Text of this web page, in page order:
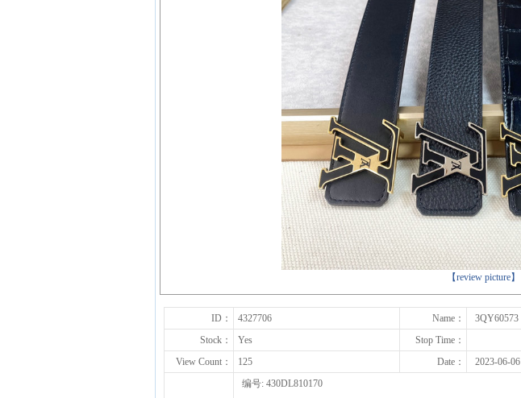
【review picture】
下一张
ID： 4327706 Name：
3QY60573
Stock：
Yes
Stop Time：
View Count：
125 Date：
2023-06-06
编号: 430DL810170